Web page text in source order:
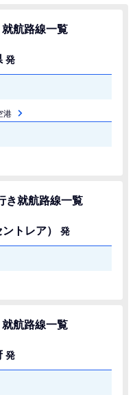
航路線一覧
発
港
き就航路線一覧
トレア）
発
航路線一覧
発